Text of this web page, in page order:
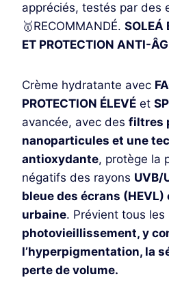
🥇RECOMMANDÉ. SOLEÁ
ET PROTECTION ANTI-
Crème hydratante avec
PROTECTION ÉLEVÉ et
avancée, avec des filtres
nanoparticules et une
antioxydante, protège la
négatifs des rayons UVB/
bleue des écrans
urbaine. Prévient tous
photovieillissement, y
l’hyperpigmentation, la
perte de volume.